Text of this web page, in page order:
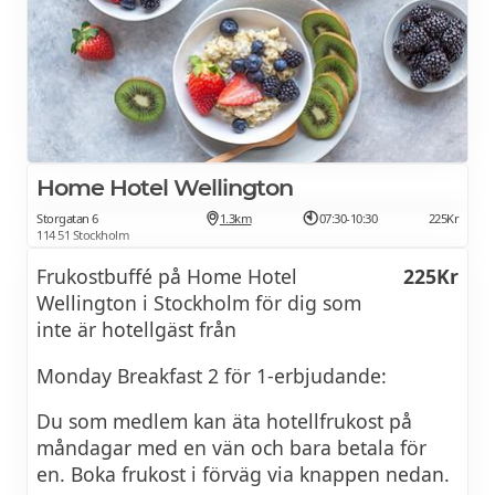
tomato, spinach or onion Extra
ingredients
Se frukostmeny >>
HOTELLERBJUDANDE
BOKA NU
Home Hotel Wellington
Storgatan 6
114 51 Stockholm
1.3km 07:30-10:30 225Kr
Frukostbuffé på Home Hotel
Wellington i Stockholm för dig som
inte är hotellgäst från
225Kr
Monday Breakfast 2 för 1-erbjudande:
Du som medlem kan äta hotellfrukost på
måndagar med en vän och bara betala för
en. Boka frukost i förväg via knappen nedan.